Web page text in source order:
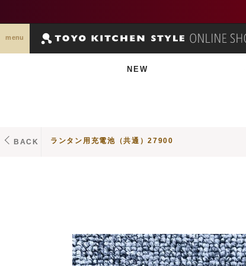
menu
NEW
BACK ランタン用充電池（共通）27900